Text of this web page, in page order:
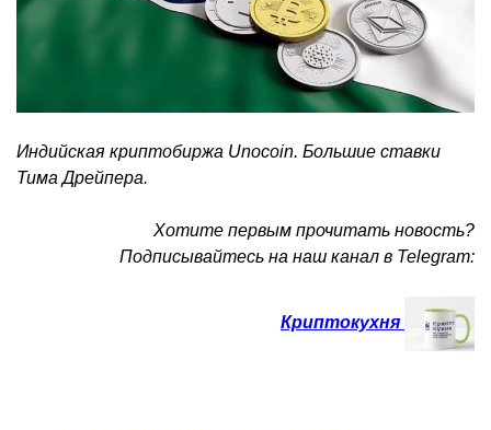
Индийская криптобиржа Unocoin. Большие ставки
Тима Дрейпера.
Хотите первым прочитать новость?
Подписывайтесь на наш канал в Telegram:
Криптокухня